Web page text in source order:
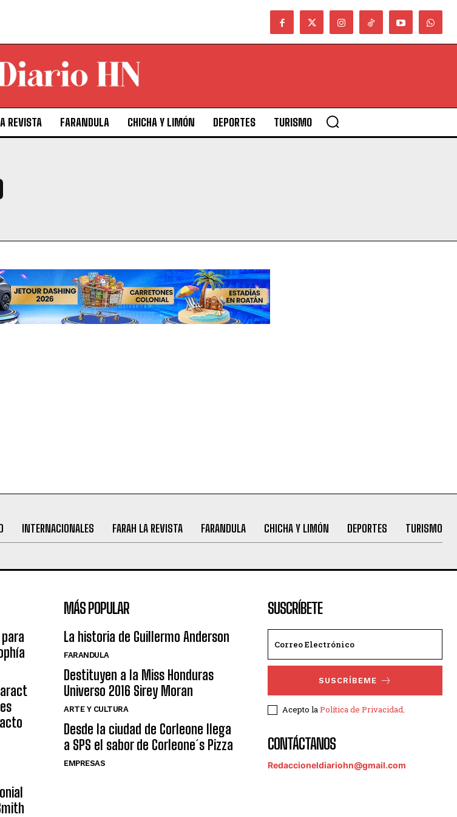
REVISTA FARANDULA CHICHA Y LIMÓN DEPORTES TURISMO
INTERNACIONALES FARAH LA REVISTA FARANDULA CHICHA Y LIMÓN DEPORTES TURISMO
MÁS POPULAR
La historia de Guillermo Anderson
FARANDULA
Destituyen a la Miss Honduras
Universo 2016 Sirey Moran
ARTE Y CULTURA
Desde la ciudad de Corleone llega
a SPS el sabor de Corleone´s Pizza
EMPRESAS
SUSCRÍBETE
SUSCRÍBEME
Acepto laPolítica de Privacidad.
CONTÁCTANOS
Redaccioneldiariohn@gmail.com